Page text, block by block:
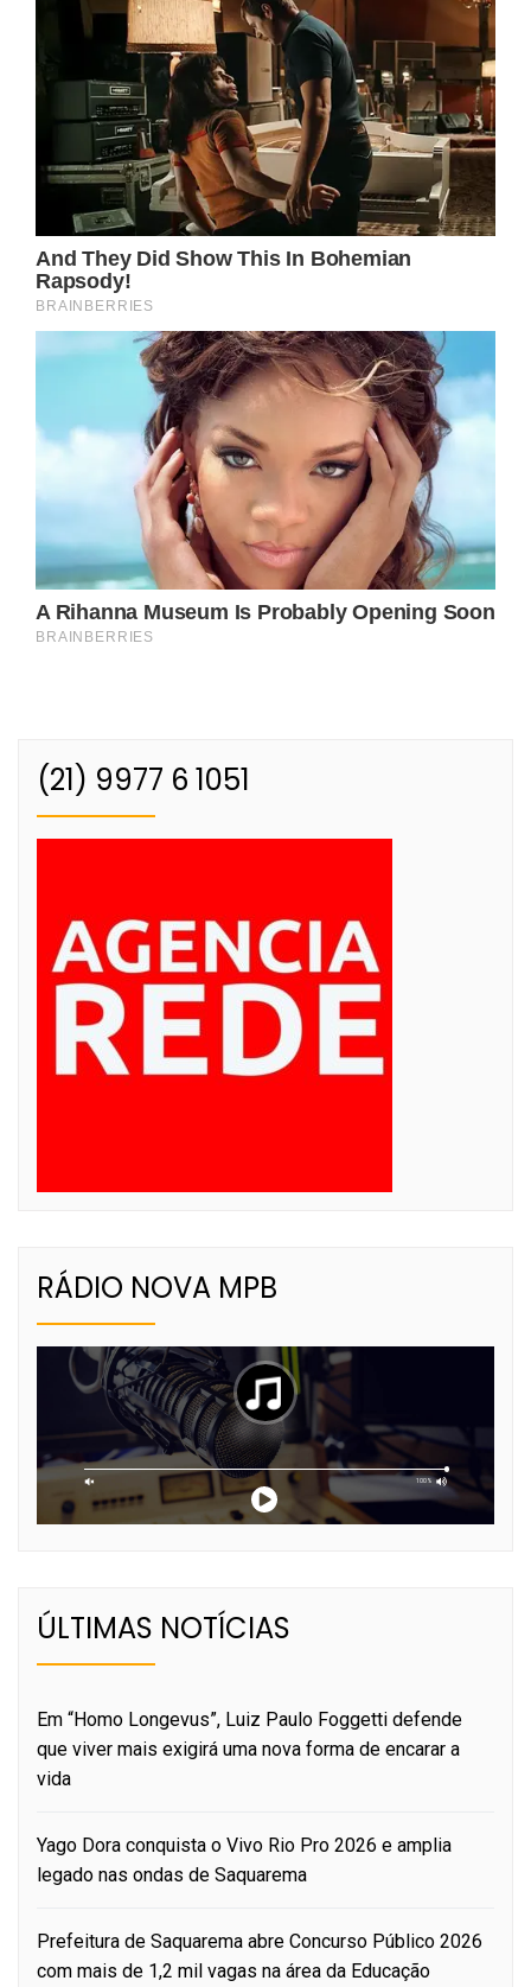
(21) 9977 6 1051
RÁDIO NOVA MPB
ÚLTIMAS NOTÍCIAS
Em “Homo Longevus”, Luiz Paulo Foggetti defende
que viver mais exigirá uma nova forma de encarar a
vida
Yago Dora conquista o Vivo Rio Pro 2026 e amplia
legado nas ondas de Saquarema
Prefeitura de Saquarema abre Concurso Público 2026
com mais de 1,2 mil vagas na área da Educação